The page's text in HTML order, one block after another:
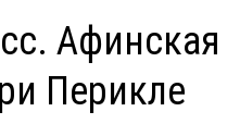
Афинская
Перикле